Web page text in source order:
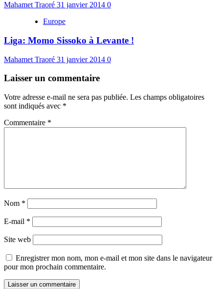
Mahamet Traoré 31 janvier 2014 0
Europe
Liga: Momo Sissoko à Levante !
Mahamet Traoré 31 janvier 2014 0
Laisser un commentaire
Votre adresse e-mail ne sera pas publiée. Les champs obligatoires
sont indiqués avec *
Commentaire *
Nom *
E-mail *
Site web
Enregistrer mon nom, mon e-mail et mon site dans le navigateur
pour mon prochain commentaire.